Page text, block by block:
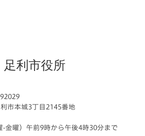
足利市役所
市本城3丁目2145番地
-金曜）午前9時から午後4時30分まで